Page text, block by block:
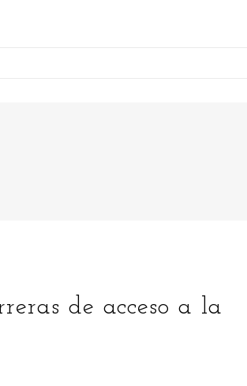
de acceso a la